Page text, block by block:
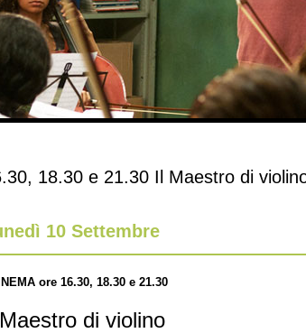
18.30 e 21.30 Il Maestro di
10 Settembre
ore 16.30, 18.30 e 21.30
di violino